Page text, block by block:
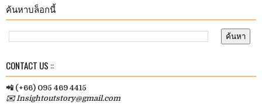
ค้นหาบล็อกนี้
CONTACT US ::
📲 (+66) 095 469 4415
✉️ Insightoutstory@gmail.com